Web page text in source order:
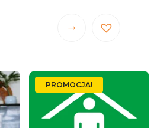
wynosi:
Ten
wiele
wariantów.
Opcje
można
PROMOCJA!